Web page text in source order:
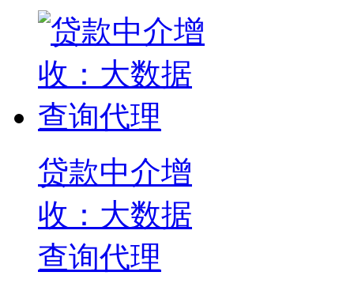
贷款中介增
收：大数据
查询代理